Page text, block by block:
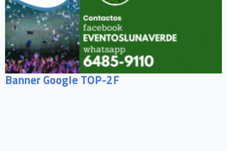
Banner Google TOP-2F